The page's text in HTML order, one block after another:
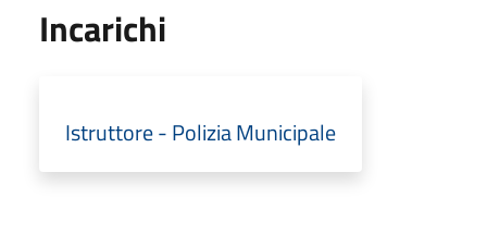
Incarichi
Istruttore - Polizia Municipale